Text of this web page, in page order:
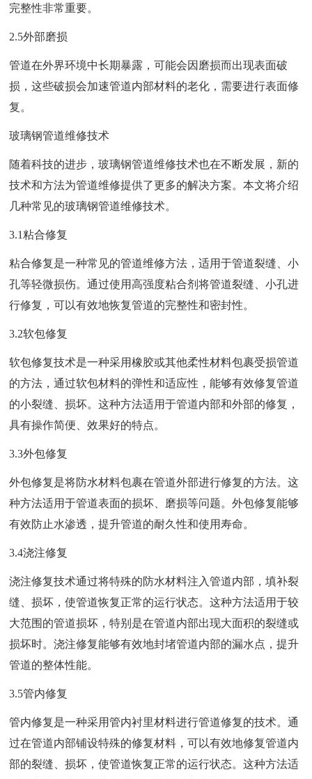
完整性非常重要。
2.5外部磨损
管道在外界环境中长期暴露，可能会因磨损而出现表面破
损，这些破损会加速管道内部材料的老化，需要进行表面修
复。
玻璃钢管道维修技术
随着科技的进步，玻璃钢管道维修技术也在不断发展，新的
技术和方法为管道维修提供了更多的解决方案。本文将介绍
几种常见的玻璃钢管道维修技术。
3.1粘合修复
粘合修复是一种常见的管道维修方法，适用于管道裂缝、小
孔等轻微损伤。通过使用高强度粘合剂将管道裂缝、小孔进
行修复，可以有效地恢复管道的完整性和密封性。
3.2软包修复
软包修复技术是一种采用橡胶或其他柔性材料包裹受损管道
的方法，通过软包材料的弹性和适应性，能够有效修复管道
的小裂缝、损坏。这种方法适用于管道内部和外部的修复，
具有操作简便、效果好的特点。
3.3外包修复
外包修复是将防水材料包裹在管道外部进行修复的方法。这
种方法适用于管道表面的损坏、磨损等问题。外包修复能够
有效防止水渗透，提升管道的耐久性和使用寿命。
3.4浇注修复
浇注修复技术通过将特殊的防水材料注入管道内部，填补裂
缝、损坏，使管道恢复正常的运行状态。这种方法适用于较
大范围的管道损坏，特别是在管道内部出现大面积的裂缝或
损坏时。浇注修复能够有效地封堵管道内部的漏水点，提升
管道的整体性能。
3.5管内修复
管内修复是一种采用管内衬里材料进行管道修复的技术。通
过在管道内部铺设特殊的修复材料，可以有效地修复管道内
部的裂缝、损坏，使管道恢复正常的运行状态。这种方法适